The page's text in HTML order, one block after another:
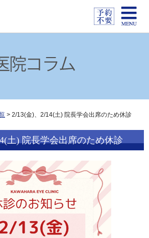
> 2/13(金)、2/14(土) 院長学会出席のため休診
土) 院長学会出席のため休診